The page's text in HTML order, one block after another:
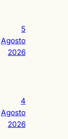
5
Agosto
2026
4
Agosto
2026